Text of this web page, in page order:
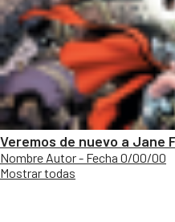
Veremos de nuevo a Jane
Nombre Autor - Fecha 0/00/00
Mostrar todas